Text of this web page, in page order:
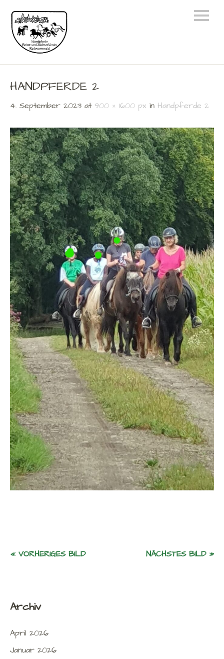
HANDPFERDE 2
4. September 2023 at 900 × 1600 px in Handpferde 2
« VORHERIGES BILD NÄCHSTES BILD »
Archiv
April 2026
Januar 2026